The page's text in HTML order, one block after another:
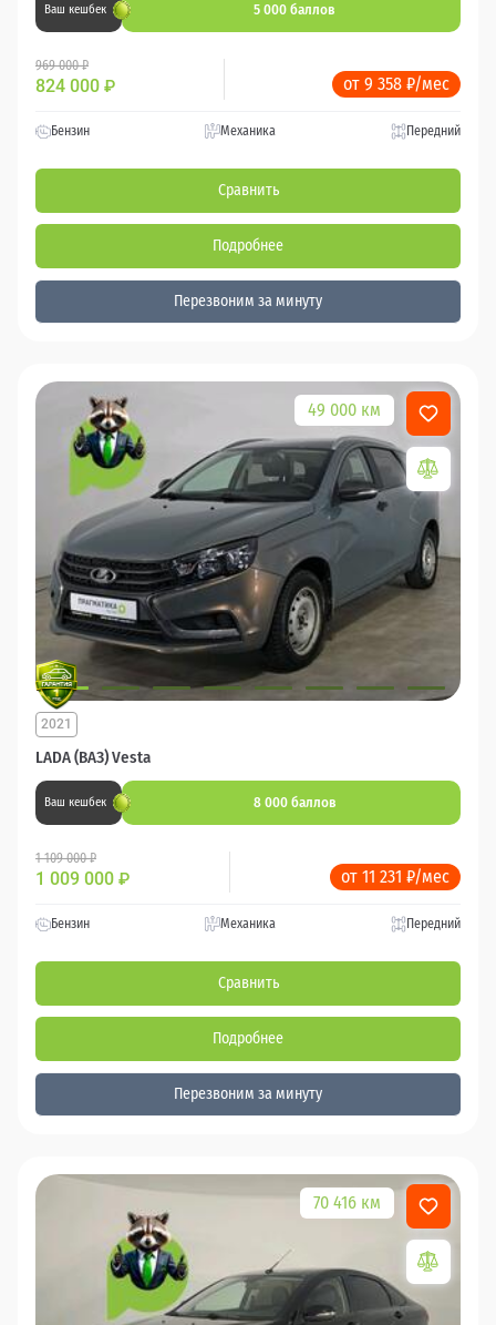
Ваш кешбек 5 000 баллов
969 000 ₽
824 000 ₽ от 9 358 ₽/мес
Бензин Механика Передний
Сравнить
Подробнее
Перезвоним за минуту
49 000 км
LADA (ВАЗ) Vesta
2021
Ваш кешбек 8 000 баллов
1 109 000 ₽
1 009 000 ₽ от 11 231 ₽/мес
Бензин Механика Передний
Сравнить
Подробнее
Перезвоним за минуту
70 416 км